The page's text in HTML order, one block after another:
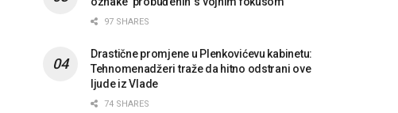
97 SHARES
Drastične promjene u Plenkovićevu kabinetu:
Tehnomenadžeri traže da hitno odstrani ove
ljude iz Vlade
74 SHARES